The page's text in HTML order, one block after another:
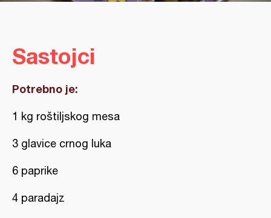
Sastojci
Potrebno je:
1 kg roštiljskog mesa
3 glavice crnog luka
6 paprike
4 paradajz